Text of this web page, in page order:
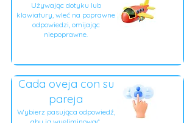
Używając dotyku lub
klawiatury, wleć na poprawne
odpowiedzi, omijając
niepoprawne.
Cada oveja con su
pareja
Wybierz pasująca odpowiedź,